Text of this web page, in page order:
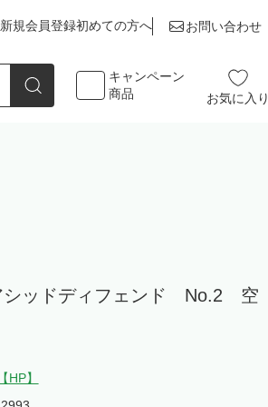
新規会員登録初めての方へ お問い合わせ
キャンペーン
商品
お気に入り
ッドディフェンド No.2 空
【HP】